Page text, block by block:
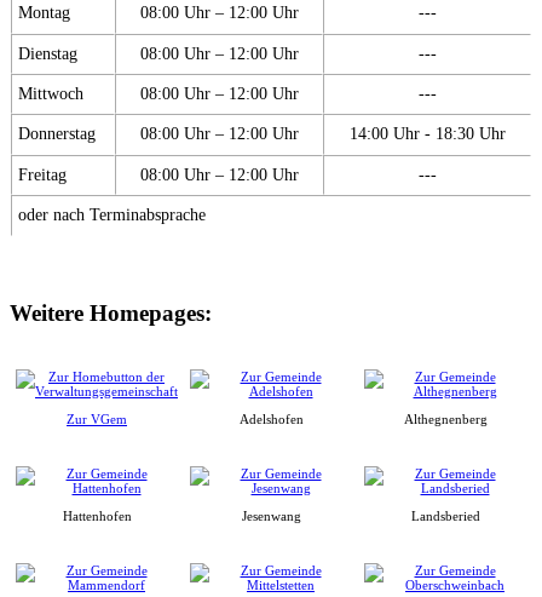
Montag 08:00 Uhr – 12:00 Uhr ---
Dienstag 08:00 Uhr – 12:00 Uhr ---
Mittwoch 08:00 Uhr – 12:00 Uhr ---
Donnerstag 08:00 Uhr – 12:00 Uhr 14:00 Uhr - 18:30 Uhr
Freitag 08:00 Uhr – 12:00 Uhr ---
oder nach Terminabsprache
Weitere Homepages:
Zur VGem Adelshofen Althegnenberg
Hattenhofen Jesenwang Landsberied